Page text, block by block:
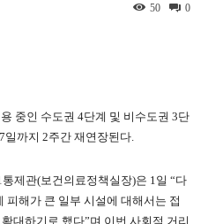
0
50
중인 수도권 4단계 및 비수도권 3단
일까지 2주간 재연장된다.
제관(보건의료정책실장)은 1일 “다
피해가 큰 일부 시설에 대해서는 접
대하기로 했다”며 이번 사회적 거리